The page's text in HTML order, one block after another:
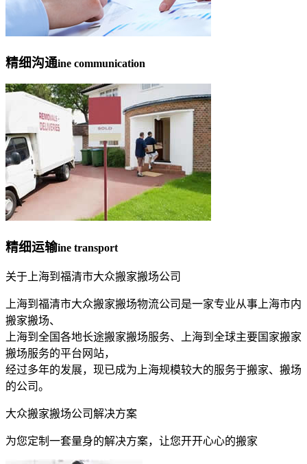
精细沟通ine communication
精细运输ine transport
关于上海到福清市大众搬家搬场公司
上海到福清市大众搬家搬场物流公司是一家专业从事上海市内
搬家搬场、
上海到全国各地长途搬家搬场服务、上海到全球主要国家搬家
搬场服务的平台网站，
经过多年的发展，现已成为上海规模较大的服务于搬家、搬场
的公司。
大众搬家搬场公司解决方案
为您定制一套量身的解决方案，让您开开心心的搬家